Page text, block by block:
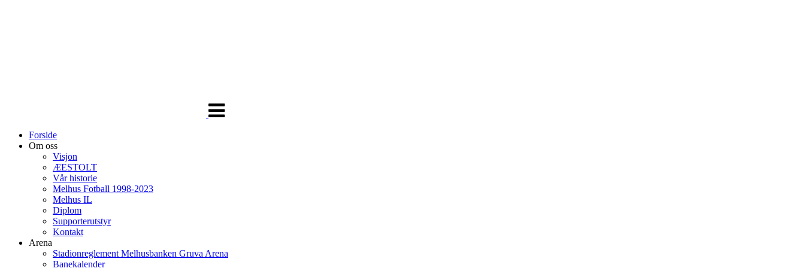
Forside
Om oss
Visjon
ÆESTOLT
Vår historie
Melhus Fotball 1998-2023
Melhus IL
Diplom
Supporterutstyr
Kontakt
Arena
Stadionreglement Melhusbanken Gruva Arena
Banekalender